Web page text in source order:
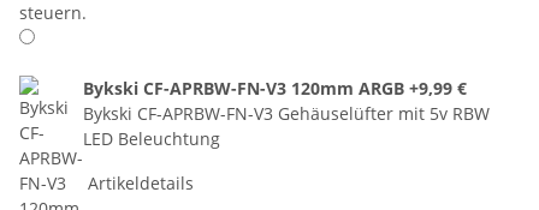
steuern.
Bykski CF-APRBW-FN-V3 120mm ARGB +9,99 €
Bykski CF-APRBW-FN-V3 Gehäuselüfter mit 5v RBW
LED Beleuchtung
Artikeldetails